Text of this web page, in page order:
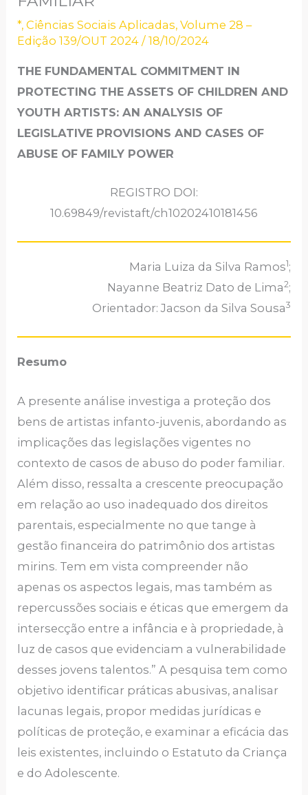
*,Ciências Sociais Aplicadas,Volume 28 –
Edição 139/OUT 2024 /18/10/2024
THE FUNDAMENTAL COMMITMENT IN
PROTECTING THE ASSETS OF CHILDREN AND
YOUTH ARTISTS: AN ANALYSIS OF
LEGISLATIVE PROVISIONS AND CASES OF
ABUSE OF FAMILY POWER
REGISTRO DOI:
10.69849/revistaft/ch10202410181456
Maria Luiza da Silva Ramos1;
Nayanne Beatriz Dato de Lima2;
Orientador: Jacson da Silva Sousa3
Resumo
A presente análise investiga a proteção dos
bens de artistas infanto-juvenis, abordando as
implicações das legislações vigentes no
contexto de casos de abuso do poder familiar.
Além disso, ressalta a crescente preocupação
em relação ao uso inadequado dos direitos
parentais, especialmente no que tange à
gestão financeira do patrimônio dos artistas
mirins. Tem em vista compreender não
apenas os aspectos legais, mas também as
repercussões sociais e éticas que emergem da
intersecção entre a infância e à propriedade, à
luz de casos que evidenciam a vulnerabilidade
desses jovens talentos.” A pesquisa tem como
objetivo identificar práticas abusivas, analisar
lacunas legais, propor medidas jurídicas e
políticas de proteção, e examinar a eficácia das
leis existentes, incluindo o Estatuto da Criança
e do Adolescente.